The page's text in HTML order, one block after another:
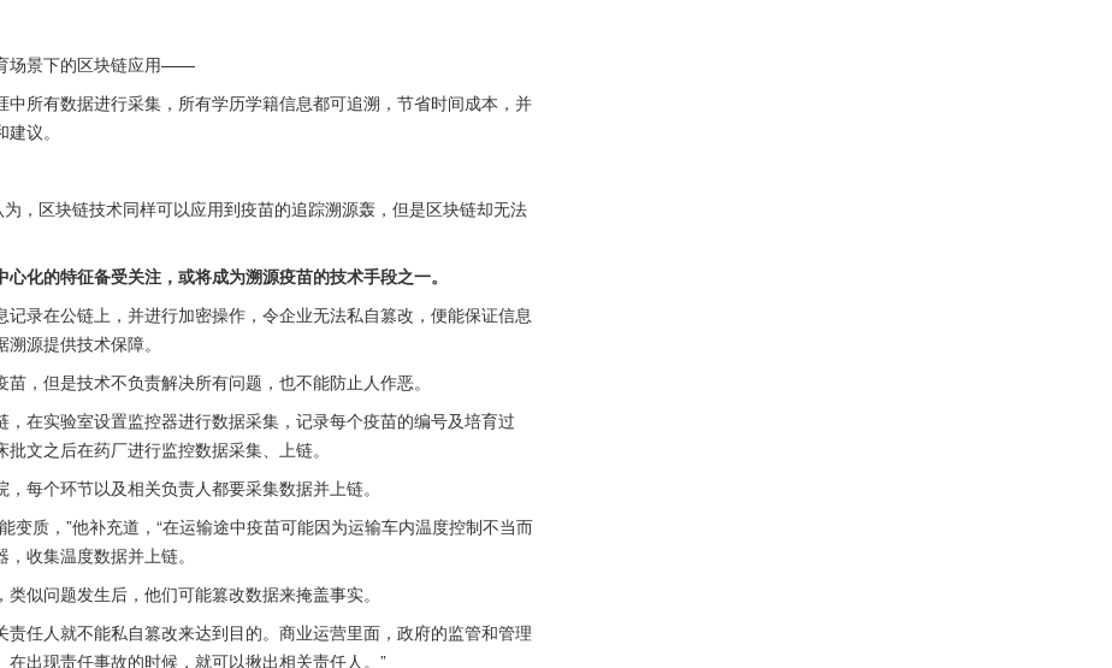
场景下的区块链应用——
所有数据进行采集，所有学历学籍信息都可追溯，节省时间成本，并
议。
，区块链技术同样可以应用到疫苗的追踪溯源轰，但是区块链却无法
化的特征备受关注，或将成为溯源疫苗的技术手段之一。
录在公链上，并进行加密操作，令企业无法私自篡改，便能保证信息
源提供技术保障。
，但是技术不负责解决所有问题，也不能防止人作恶。
在实验室设置监控器进行数据采集，记录每个疫苗的编号及培育过
文之后在药厂进行监控数据采集、上链。
每个环节以及相关负责人都要采集数据并上链。
变质，”他补充道，“在运输途中疫苗可能因为运输车内温度控制不当而
收集温度数据并上链。
似问题发生后，他们可能篡改数据来掩盖事实。
任人就不能私自篡改来达到目的。商业运营里面，政府的监管和管理
出现责任事故的时候，就可以揪出相关责任人。”